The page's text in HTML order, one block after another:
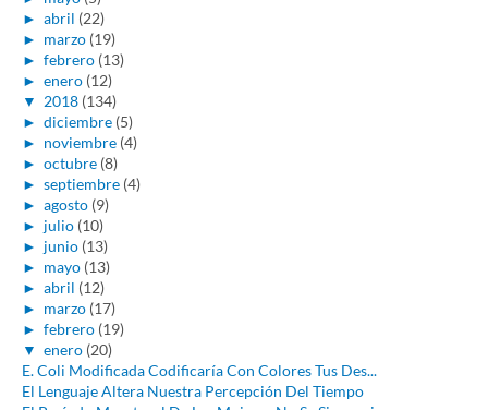
► abril (22)
► marzo (19)
► febrero (13)
► enero (12)
▼ 2018 (134)
► diciembre (5)
► noviembre (4)
► octubre (8)
► septiembre (4)
► agosto (9)
► julio (10)
► junio (13)
► mayo (13)
► abril (12)
► marzo (17)
► febrero (19)
▼ enero (20)
E. Coli Modificada Codificaría Con Colores Tus Des...
El Lenguaje Altera Nuestra Percepción Del Tiempo